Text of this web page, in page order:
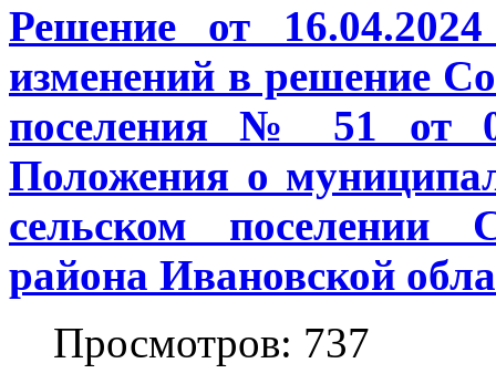
Решение от
изменений в решение
поселения № 51 от
Положения о
сельском поселении
района Ивановской
Просмотров: 737